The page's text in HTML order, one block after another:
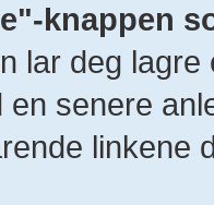
knappen
lar deg
senere
linkene